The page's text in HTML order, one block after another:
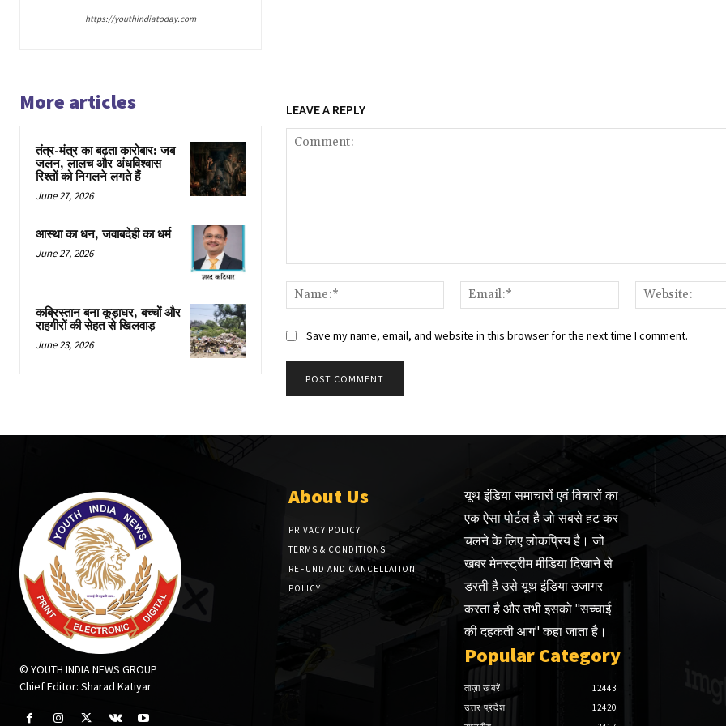
https://youthindiatoday.com
More articles
तंत्र-मंत्र का बढ़ता कारोबार: जब
जलन, लालच और अंधविश्वास
रिश्तों को निगलने लगते हैं
June 27, 2026
आस्था का धन, जवाबदेही का धर्म
June 27, 2026
कब्रिस्तान बना कूड़ाघर, बच्चों और
राहगीरों की सेहत से खिलवाड़
June 23, 2026
LEAVE A REPLY
Name:*
Email:*
Save my name, email, and website in this browser for the next time I comment.
© YOUTH INDIA NEWS GROUP
Chief Editor: Sharad Katiyar
About Us
PRIVACY POLICY
TERMS & CONDITIONS
REFUND AND CANCELLATION
POLICY
यूथ इंडिया समाचारों एवं विचारों का
एक ऐसा पोर्टल है जो सबसे हट कर
चलने के लिए लोकप्रिय है। जो
खबर मेनस्ट्रीम मीडिया दिखाने से
डरती है उसे यूथ इंडिया उजागर
करता है और तभी इसको "सच्चाई
की दहकती आग" कहा जाता है।
Popular Category
ताज़ा खबरें
12443
उत्तर प्रदेश
12420